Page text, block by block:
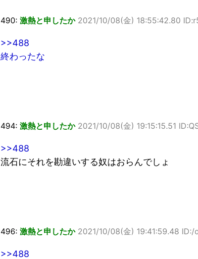
490: 激熱と申したか 2021/10/08(金) 18:55:42.80
>>488
終わったな
494: 激熱と申したか 2021/10/08(金) 19:15:15.51
>>488
流石にそれを勘違いする奴はおらんでしょ
496: 激熱と申したか 2021/10/08(金) 19:41:59.48 ID:/
>>488